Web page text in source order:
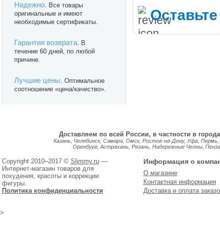
Надежно. Все товары
оригинальные и имеют
необходимые сертификаты.
Гарантия возврата. В
течение 60 дней, по любой
причине.
Лучшие цены. Оптимальное
соотношение «цена/качество».
Доставляем по всей России, в частности в
Казань, Челябинск, Самара, Омск, Ростов-на-Дону, Уфа,
Оренбург, Астрахань, Рязань, Набережные Челны,
Copyright 2010–2017 © Slimmy.ru—
Интернет-магазин товаров для
похудения, красоты и коррекции
фигуры.
Политика конфиденциальности
Информация о
О магазине
Контактная информация
Доставка и оплата
>